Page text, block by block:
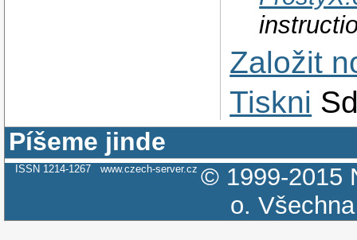
Založit
Tiskni
Píšeme jinde
ISSN 1214-1267 www.czech-server.cz © 1999-2015
o.